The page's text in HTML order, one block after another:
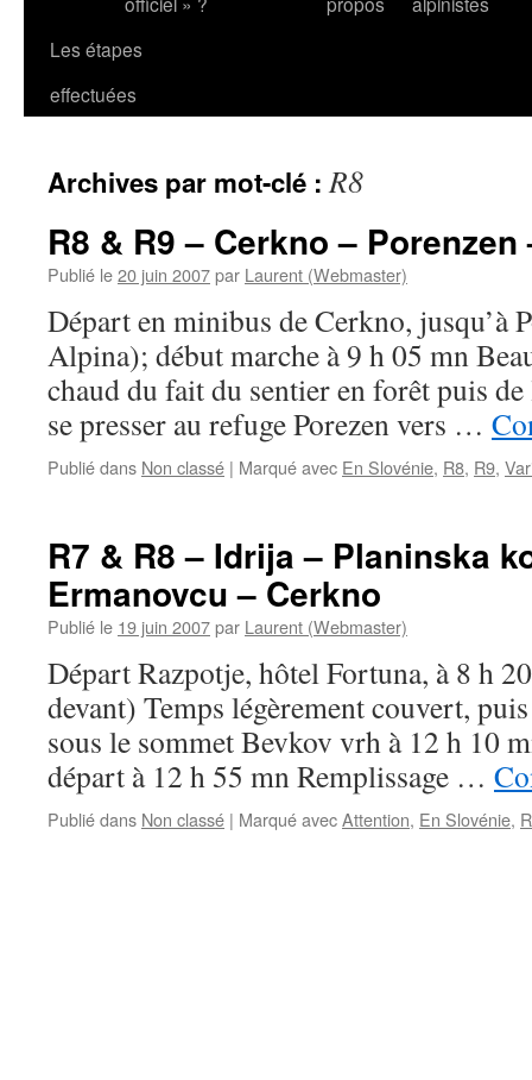
Les étapes
effectuées
Archives par mot-clé :R8
R8 & R9 – Cerkno –
Publié le20 juin 2007par Laurent (Webmaster)
Départ en minibus de Cerkno, jusqu’à
Alpina); début marche à 9 h 05 mn
chaud du fait du sentier en forêt puis
se presser au refuge Porezen vers …
Publié dans Non classé | Marqué avec En Slovénie, R8, R9,
R7 & R8 – Idrija – Planinska
Ermanovcu – Cerkno
Publié le 19 juin 2007par Laurent (Webmaster)
Départ Razpotje, hôtel Fortuna, à 8 h
devant) Temps légèrement couvert,
sous le sommet Bevkov vrh à 12 h 10
départ à 12 h 55 mn Remplissage …
Publié dans Non classé | Marqué avecAttention, En Slovénie,